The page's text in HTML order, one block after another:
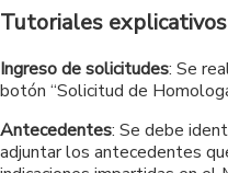
Tutoriales explicativos
Ingreso de solicitudes: Se
botón “Solicitud de
Antecedentes: Se debe
adjuntar los antecedentes